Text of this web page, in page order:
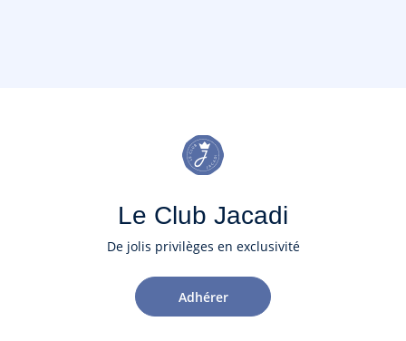
Le Club Jacadi
De jolis privilèges en exclusivité
Adhérer